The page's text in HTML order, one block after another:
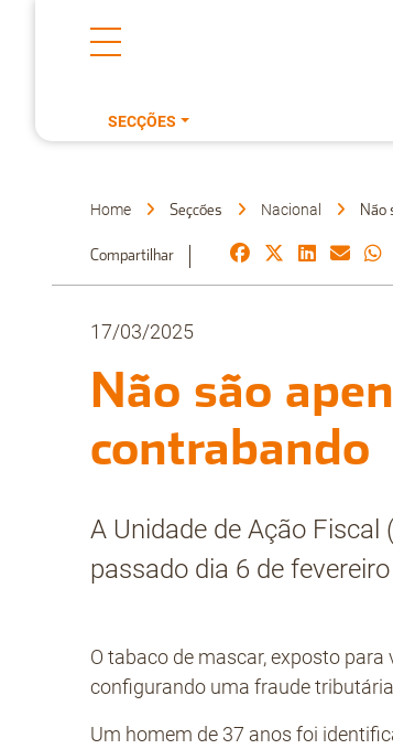
SECÇÕES
Home Seçcões Nacional Não
Compartilhar
17/03/2025
Não são
contrabando
A Unidade de Ação
passado dia 6 de
O tabaco de mascar, exposto
configurando uma fraude
Um homem de 37 anos foi